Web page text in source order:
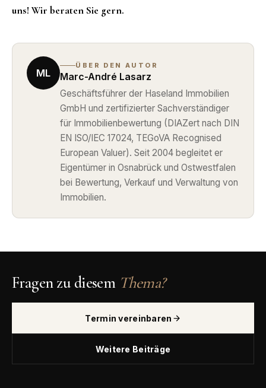
uns! Wir beraten Sie gern.
ML
ÜBER DEN AUTOR
Marc-André Lasarz
Geschäftsführer der Haseland Immobilien
GmbH und zertifizierter Sachverständiger
für Immobilienbewertung (DIAZert nach DIN
EN ISO/IEC 17024, TEGoVA Recognised
European Valuer). Seit 2004 begleitet er
Eigentümer in Osnabrück und Ostwestfalen
bei Bewertung, Verkauf und Verwaltung von
Immobilien.
Fragen zu diesem Thema?
Termin vereinbaren
Weitere Beiträge